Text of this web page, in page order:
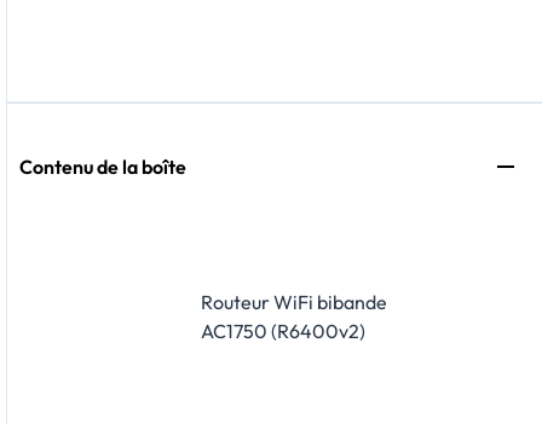
Contenu de la boîte
Routeur WiFi bibande
AC1750 (R6400v2)